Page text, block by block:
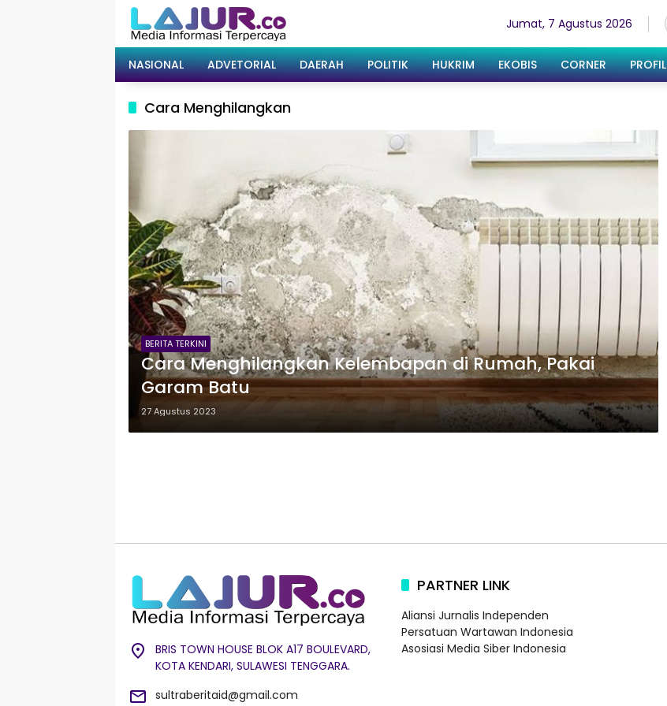
Jumat, 7 Agustus 2026
NASIONAL ADVETORIAL DAERAH POLITIK HUKRIM EKOBIS CORNER PROFIL
Cara Menghilangkan
BERITA TERKINI
Cara Menghilangkan Kelembapan di Rumah, Pakai
Garam Batu
27 Agustus 2023
BRIS TOWN HOUSE BLOK A17 BOULEVARD,
KOTA KENDARI, SULAWESI TENGGARA.
sultraberitaid@gmail.com
PARTNER LINK
Aliansi Jurnalis Independen
Persatuan Wartawan Indonesia
Asosiasi Media Siber Indonesia